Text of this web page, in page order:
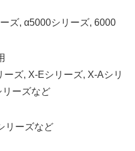
ズ, α5000シリーズ, 6000
ズ, X-Eシリーズ, X-Aシリ
リーズなど
リーズなど